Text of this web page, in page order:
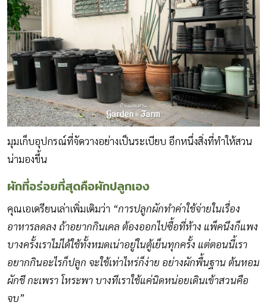
มุมเก็บอุปกรณ์ที่จัดวางอย่างเป็นระเบียบ อีกหนึ่งสิ่งที่ทำให้สวน
น่ามองขึ้น
ผักที่อร่อยที่สุดคือผักปลูกเอง
คุณเอเดรียนเล่าเพิ่มเติมว่า “การปลูกผักทำค่าใช้จ่ายในเรื่อง
อาหารลดลง ถ้าอยากกินเคล ต้องออกไปซื้อที่ห้าง แพ็คนึงก็แพง
บางครั้งเราไม่ได้ใช้ทั้งหมดเน่าอยู่ในตู้เย็นทุกครั้ง แต่ตอนนี้เรา
อยากกินอะไรก็ปลูก จะใช้เท่าไหร่ก็ง่าย อย่างผักพื้นฐาน ต้นหอม
ผักชี กะเพรา โหระพา บางทีเราใช้แค่นิดหน่อยเดินเข้าสวนคือ
จบ”